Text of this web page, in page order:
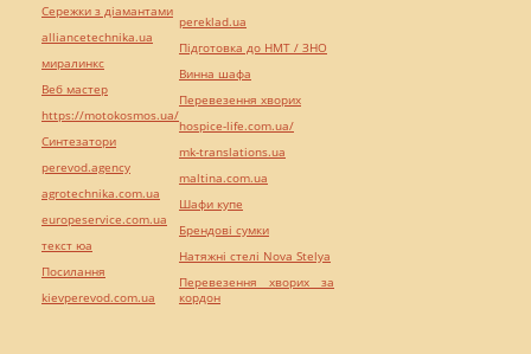
Сережки з діамантами
alliancetechnika.ua
миралинкс
Веб мастер
https://motokosmos.ua/
Синтезатори
perevod.agency
agrotechnika.com.ua
europeservice.com.ua
текст юа
Посилання
kievperevod.com.ua
pereklad.ua
Підготовка до НМТ / ЗНО
Винна шафа
Перевезення хворих
hospice-life.com.ua/
mk-translations.ua
maltina.com.ua
Шафи купе
Брендові сумки
Натяжні стелі Nova Stelya
Перевезення хворих за
кордон